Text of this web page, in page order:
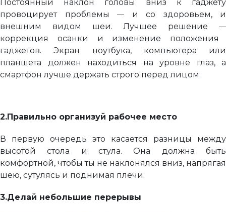
Постоянный наклон головы вниз к гаджету
провоцирует проблемы — и со здоровьем, и
внешним видом шеи. Лучшее решение —
коррекция осанки и изменение положения
гаджетов. Экран ноутбука, компьютера или
планшета должен находиться на уровне глаз, а
смартфон лучше держать строго перед лицом.
2.Правильно организуй рабочее место
В первую очередь это касается разницы между
высотой стола и стула. Она должна быть
комфортной, чтобы ты не наклонялся вниз, напрягая
шею, сутулясь и поднимая плечи.
3.Делай небольшие перерывы